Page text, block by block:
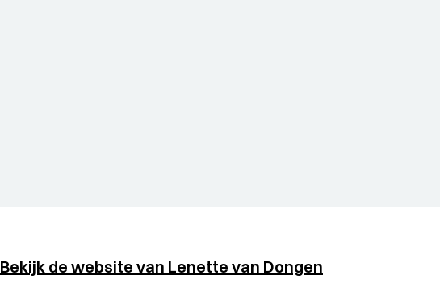
Bekijk de website van Lenette van Dongen